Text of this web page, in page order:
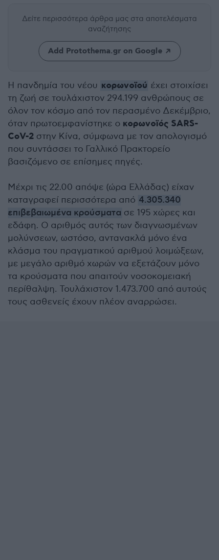
Δείτε περισσότερα άρθρα μας στα αποτελέσματα
αναζήτησης
Add Protothema.gr on Google
Η πανδημία του νέου κορωνοϊού έχει στοιχίσει
τη ζωή σε τουλάχιστον 294.199 ανθρώπους σε
όλον τον κόσμο από τον περασμένο Δεκέμβριο,
όταν πρωτοεμφανίστηκε ο κορωνοϊός SARS-
CoV-2 στην Κίνα, σύμφωνα με τον απολογισμό
που συντάσσει το Γαλλικό Πρακτορείο
βασιζόμενο σε επίσημες πηγές.
Μέχρι τις 22.00 απόψε (ώρα Ελλάδας) είχαν
καταγραφεί περισσότερα από 4.305.340
επιβεβαιωμένα κρούσματα σε 195 χώρες και
εδάφη. Ο αριθμός αυτός των διαγνωσμένων
μολύνσεων, ωστόσο, αντανακλά μόνο ένα
κλάσμα του πραγματικού αριθμού λοιμώξεων,
με μεγάλο αριθμό χωρών να εξετάζουν μόνο
τα κρούσματα που απαιτούν νοσοκομειακή
περίθαλψη. Τουλάχιστον 1.473.700 από αυτούς
τους ασθενείς έχουν πλέον αναρρώσει.